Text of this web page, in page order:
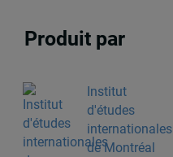
Produit par
Institut
d'études
internationales
de Montréal